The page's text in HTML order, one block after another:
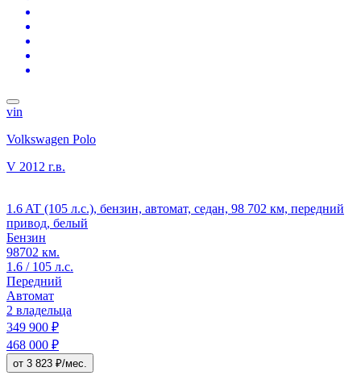
vin
Volkswagen Polo
V 2012 г.в.
1.6 AT (105 л.с.), бензин, автомат, седан, 98 702 км, передний
привод, белый
Бензин
98702 км.
1.6 / 105 л.с.
Передний
Автомат
2 владельца
349 900 ₽
468 000 ₽
от 3 823 ₽/мес.